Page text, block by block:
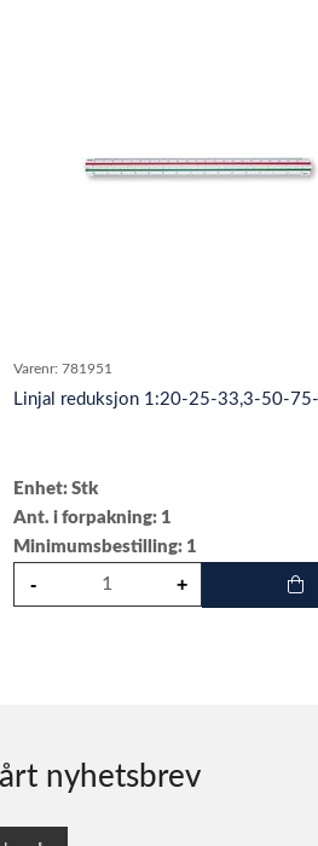
Varenr: 781951
Linjal reduksjon 1:20-25-33,3-50-
Enhet: Stk
Ant. i forpakning: 1
Minimumsbestilling: 1
nyhetsbrev